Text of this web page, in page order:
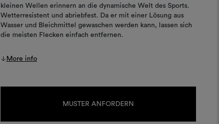
kleinen Wellen erinnern an die dynamische Welt des Sports.
Wetterresistent und abriebfest. Da er mit einer Lösung aus
Wasser und Bleichmittel gewaschen werden kann, lassen sich
die meisten Flecken einfach entfernen.
More info
MUSTER ANFORDERN